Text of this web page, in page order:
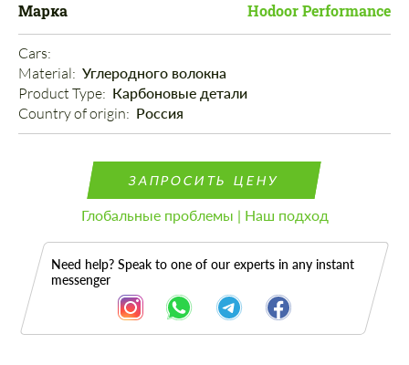
Марка Hodoor Performance
Cars:
Material: Углеродного волокна
Product Type: Карбоновые детали
Country of origin: Россия
ЗАПРОСИТЬ ЦЕНУ
Глобальные проблемы | Наш подход
Need help? Speak to one of our experts in any instant
messenger